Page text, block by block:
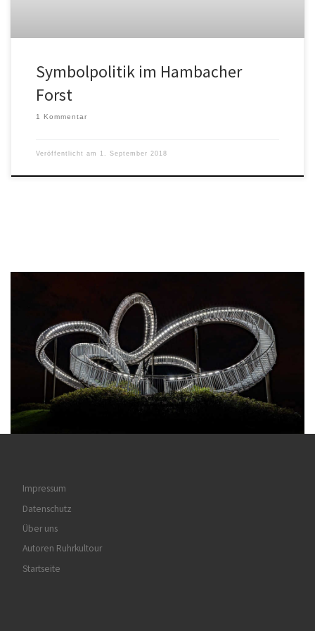
Symbolpolitik im Hambacher
Forst
1 Kommentar
Veröffentlicht am 1. September 2018
Impressum
Datenschutz
Über uns
Autoren Ruhrkultour
Startseite